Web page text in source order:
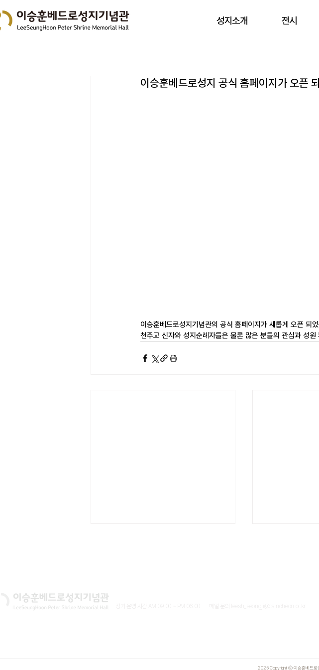
성지소개 전시
이승훈베드로성지 공식 홈페이지가 오픈
이승훈베드로성지기념관의 공식 홈페이지가 새롭게 오픈 되
천주교 신자와 성지순례자들은 물론 많은 분들의 관심과 성원
이용 시간 안내입니다
2025 Copyright ⓒ 이승훈베드로